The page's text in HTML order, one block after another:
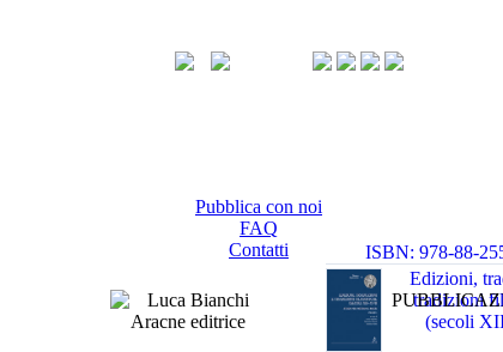
Pubblica con noi
FAQ
Contatti
ISBN: 978-88-
Edizioni,
tradizioni
(secoli